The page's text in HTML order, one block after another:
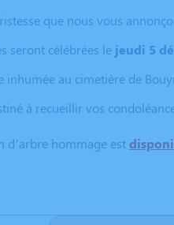
que nous vous
seront célébrées le jeudi 5
inhumée au cimetière de
à recueillir vos
d’arbre hommage est